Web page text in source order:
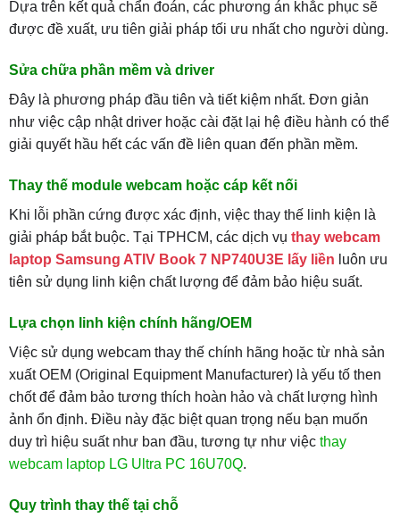
Dựa trên kết quả chẩn đoán, các phương án khắc phục sẽ
được đề xuất, ưu tiên giải pháp tối ưu nhất cho người dùng.
Sửa chữa phần mềm và driver
Đây là phương pháp đầu tiên và tiết kiệm nhất. Đơn giản
như việc cập nhật driver hoặc cài đặt lại hệ điều hành có thể
giải quyết hầu hết các vấn đề liên quan đến phần mềm.
Thay thế module webcam hoặc cáp kết nối
Khi lỗi phần cứng được xác định, việc thay thế linh kiện là
giải pháp bắt buộc. Tại TPHCM, các dịch vụ thay webcam
laptop Samsung ATIV Book 7 NP740U3E lấy liền luôn ưu
tiên sử dụng linh kiện chất lượng để đảm bảo hiệu suất.
Lựa chọn linh kiện chính hãng/OEM
Việc sử dụng webcam thay thế chính hãng hoặc từ nhà sản
xuất OEM (Original Equipment Manufacturer) là yếu tố then
chốt để đảm bảo tương thích hoàn hảo và chất lượng hình
ảnh ổn định. Điều này đặc biệt quan trọng nếu bạn muốn
duy trì hiệu suất như ban đầu, tương tự như việc thay
webcam laptop LG Ultra PC 16U70Q.
Quy trình thay thế tại chỗ